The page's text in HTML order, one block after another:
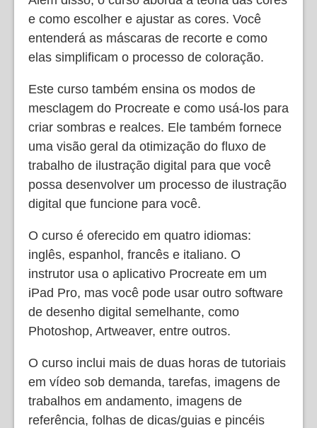
e como escolher e ajustar as cores. Você
entenderá as máscaras de recorte e como
elas simplificam o processo de coloração.
Este curso também ensina os modos de
mesclagem do Procreate e como usá-los para
criar sombras e realces. Ele também fornece
uma visão geral da otimização do fluxo de
trabalho de ilustração digital para que você
possa desenvolver um processo de ilustração
digital que funcione para você.
O curso é oferecido em quatro idiomas:
inglês, espanhol, francês e italiano. O
instrutor usa o aplicativo Procreate em um
iPad Pro, mas você pode usar outro software
de desenho digital semelhante, como
Photoshop, Artweaver, entre outros.
O curso inclui mais de duas horas de tutoriais
em vídeo sob demanda, tarefas, imagens de
trabalhos em andamento, imagens de
referência, folhas de dicas/guias e pincéis